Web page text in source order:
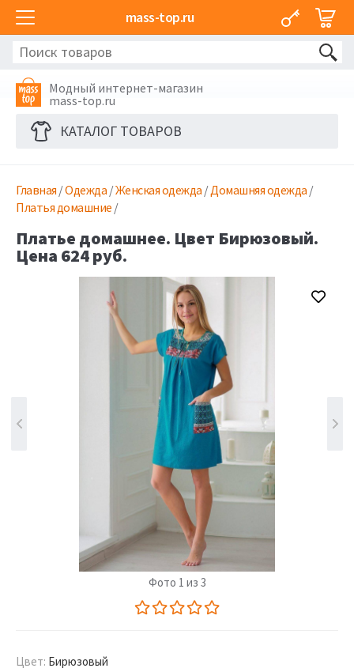
mass-top.ru
Модный интернет-магазин
mass-top.ru
КАТАЛОГ ТОВАРОВ
Главная /Одежда /Женская одежда /Домашняя одежда /
Платья домашние /
Платье домашнее. Цвет Бирюзовый.
Цена 624 руб.
Фото 1 из 3
Цвет: Бирюзовый